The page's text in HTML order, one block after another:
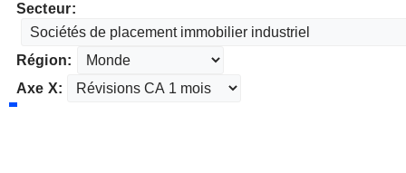
Secteur:
Région:
Axe X: